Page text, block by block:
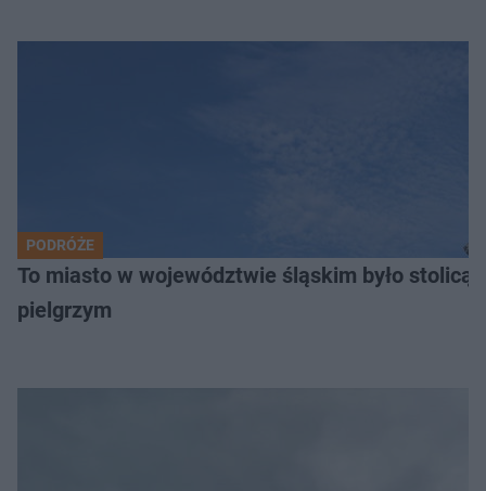
PODRÓŻE
To miasto w województwie śląskim było
pielgrzym